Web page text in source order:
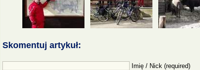
Skomentuj artykuł:
Imię / Nick (required)